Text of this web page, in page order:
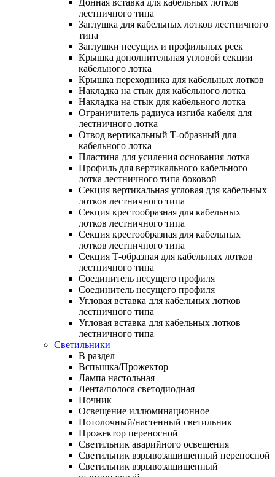
лестничного типа
Заглушка для кабельных лотков лестничного
типа
Заглушки несущих и профильных реек
Крышка дополнительная угловой секции
кабельного лотка
Крышка переходника для кабельных лотков
Накладка на стык для кабельного лотка
Накладка на стык для кабельного лотка
Ограничитель радиуса изгиба кабеля для
лестничного лотка
Отвод вертикальный Т-образный для
кабельного лотка
Пластина для усиления основания лотка
Профиль для вертикального кабельного
лотка лестничного типа боковой
Секция вертикальная угловая для кабельных
лотков лестничного типа
Секция крестообразная для кабельных
лотков лестничного типа
Секция крестообразная для кабельных
лотков лестничного типа
Секция Т-образная для кабельных лотков
лестничного типа
Соединитель несущего профиля
Соединитель несущего профиля
Угловая вставка для кабельных лотков
лестничного типа
Угловая вставка для кабельных лотков
лестничного типа
Светильники
В раздел
Вспышка/Прожектор
Лампа настольная
Лента/полоса светодиодная
Ночник
Освещение иллюминационное
Потолочный/настенный светильник
Прожектор переносной
Светильник аварийного освещения
Светильник взрывозащищенный переносной
Светильник взрывозащищенный